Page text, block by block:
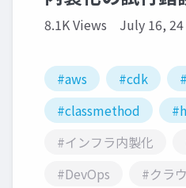
8.1K Views July 16, 24
#aws #cdk
#classmethod
#インフラ内製化
#DevOps
#クラ